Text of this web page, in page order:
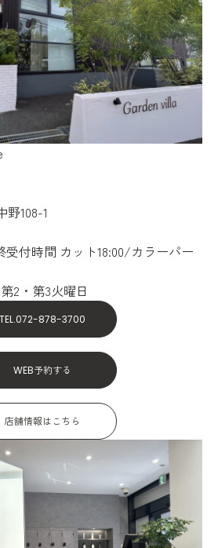
108-1
受付時間 カット18:00/カラーパー
2・第3火曜日
TEL.072-878-3700
WEB予約する
店舗情報はこちら